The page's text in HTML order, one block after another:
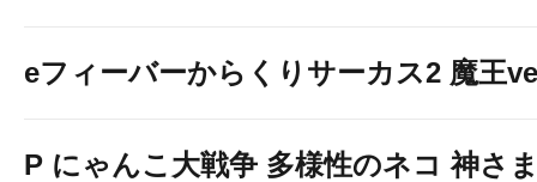
eフィーバーからくりサーカス2 魔王
P にゃんこ大戦争 多様性のネコ 神さ